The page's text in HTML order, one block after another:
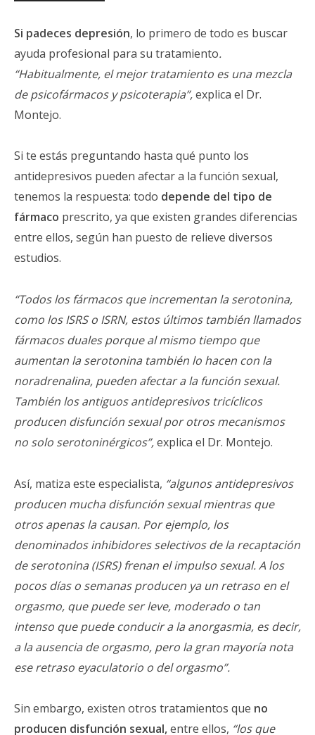
Si padeces depresión, lo primero de todo es buscar
ayuda profesional para su tratamiento.
“Habitualmente, el mejor tratamiento es una mezcla
de psicofármacos y psicoterapia”,explica el Dr.
Montejo.
Si te estás preguntando hasta qué punto los
antidepresivos pueden afectar a la función sexual,
tenemos la respuesta: todo depende del tipo de
fármaco prescrito, ya que existen grandes diferencias
entre ellos, según han puesto de relieve diversos
estudios.
“Todos los fármacos que incrementan la serotonina,
como los ISRS o ISRN, estos últimos también llamados
fármacos duales porque al mismo tiempo que
aumentan la serotonina también lo hacen con la
noradrenalina, pueden afectar a la función sexual.
También los antiguos antidepresivos tricíclicos
producen disfunción sexual por otros mecanismos
no solo serotoninérgicos”,explica el Dr. Montejo.
Así, matiza este especialista, “algunos antidepresivos
producen mucha disfunción sexual mientras que
otros apenas la causan. Por ejemplo, los
denominados inhibidores selectivos de la recaptación
de serotonina (ISRS) frenan el impulso sexual. A los
pocos días o semanas producen ya un retraso en el
orgasmo, que puede ser leve, moderado o tan
intenso que puede conducir a la anorgasmia, es decir,
a la ausencia de orgasmo, pero la gran mayoría nota
ese retraso eyaculatorio o del orgasmo”.
Sin embargo, existen otros tratamientos que no
producen disfunción sexual,entre ellos, “los que